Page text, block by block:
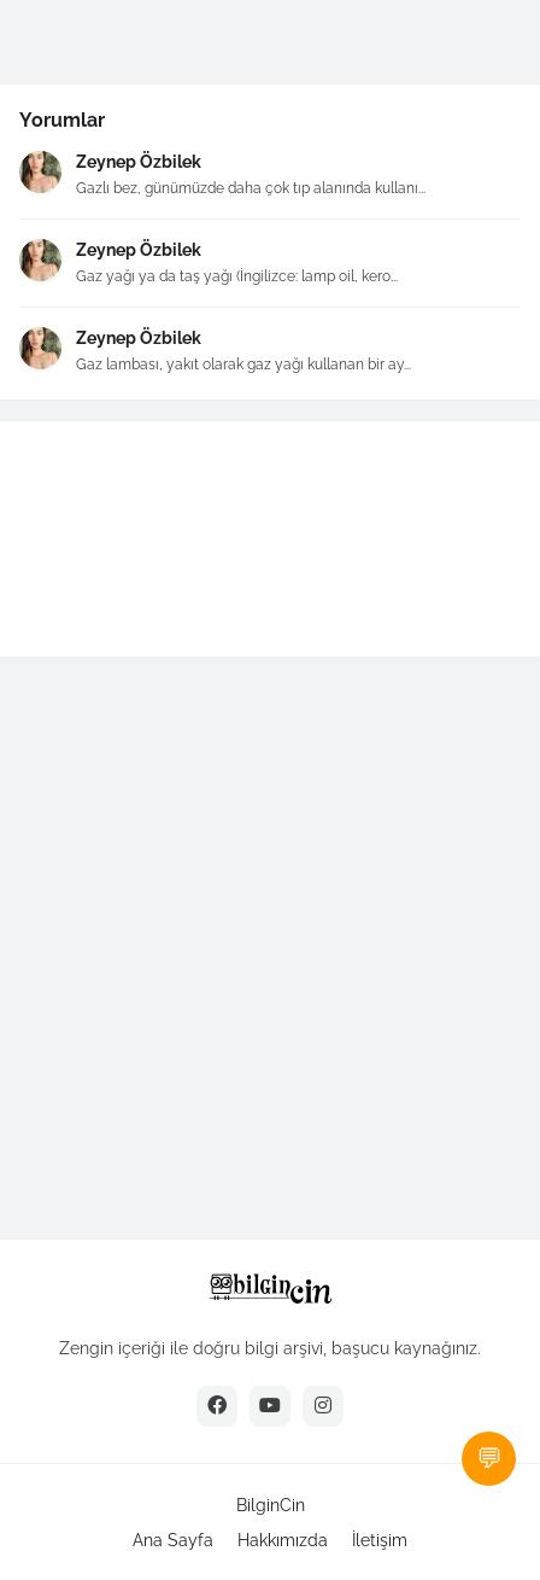
Yorumlar
Zeynep Özbilek
Gazlı bez, günümüzde daha çok tıp alanında kullanı...
Zeynep Özbilek
Gaz yağı ya da taş yağı (İngilizce: lamp oil, kero...
Zeynep Özbilek
Gaz lambası, yakıt olarak gaz yağı kullanan bir ay...
Zengin içeriği ile doğru bilgi arşivi, başucu kaynağınız.
BilginCin
Ana Sayfa
Hakkımızda İletişim
💬